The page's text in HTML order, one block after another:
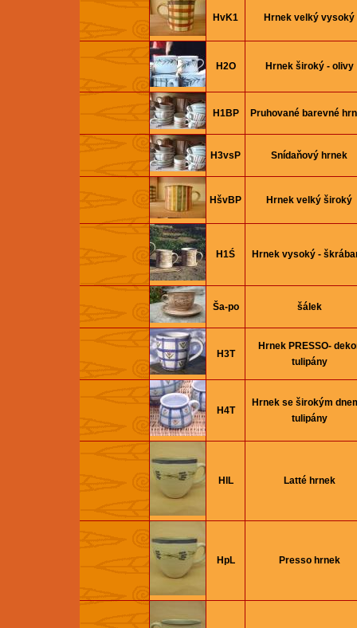
HvK1 Hrnek velký vysoký
H2O Hrnek široký - olivy
H1BP Pruhované barevné
H3vsP Snídaňový hrnek
HšvBP Hrnek velký široký
H1Ś Hrnek vysoký -
Ša-po šálek
H3T
Hrnek PRESSO-
tulipány
H4T
Hrnek se širokým
tulipány
HlL Latté hrnek
HpL Presso hrnek